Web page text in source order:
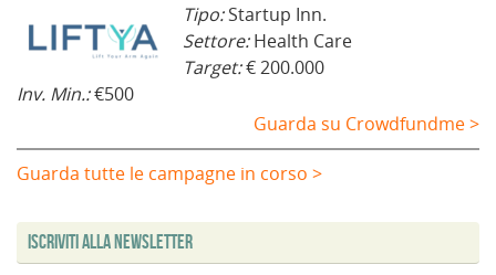
Tipo:Startup Inn.
Settore:Health Care
Target:€ 200.000
Inv. Min.:€500
Guarda su Crowdfundme >
Guarda tutte le campagne in corso >
Iscriviti alla Newsletter